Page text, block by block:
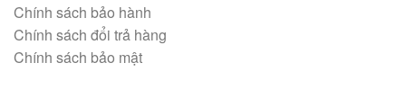
Chính sách bảo hành
Chính sách đổi trả hàng
Chính sách bảo mật